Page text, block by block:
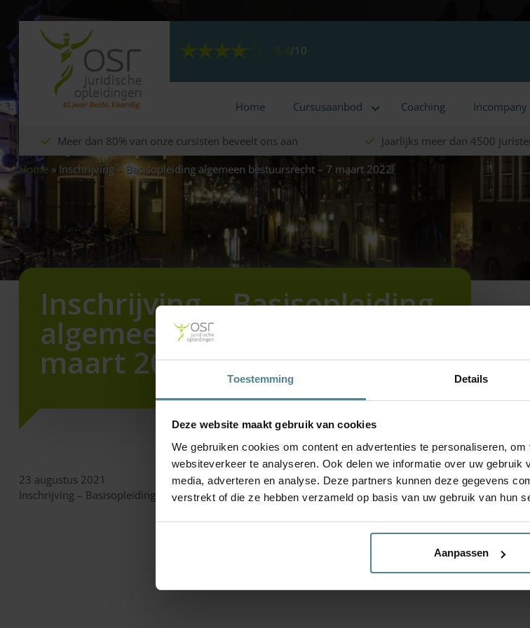
Toestemming Details
Deze website maakt gebruik van cookies
We gebruiken cookies om content en advertenties te personaliseren,
websiteverkeer te analyseren. Ook delen we informatie over uw
media, adverteren en analyse. Deze partners kunnen deze gegevens
verstrekt of die ze hebben verzameld op basis van uw gebruik van hun
Aanpassen
8.4/10
Home Cursusaanbod Coaching Incompany
Meer dan 80% van onze cursisten beveelt ons aan Jaarlijks meer dan 4500
Home » Inschrijving – Basisopleiding algemeen bestuursrecht – 7 maart 2022
Inschrijving – Basisopleiding
algemeen bestuursrecht – 7
maart 2022
23 augustus 2021
Inschrijving – Basisopleiding algemeen bestuursrecht – 7 maart 2022